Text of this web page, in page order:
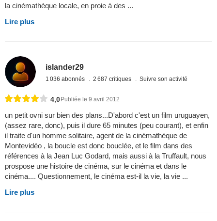
la cinémathèque locale, en proie à des ...
Lire plus
islander29
1 036 abonnés 2 687 critiques Suivre son activité
4,0 Publiée le 9 avril 2012
un petit ovni sur bien des plans...D'abord c'est un film uruguayen,
(assez rare, donc), puis il dure 65 minutes (peu courant), et enfin
il traite d'un homme solitaire, agent de la cinémathèque de
Montevidéo , la boucle est donc bouclée, et le film dans des
références à la Jean Luc Godard, mais aussi à la Truffault, nous
prospose une histoire de cinéma, sur le cinéma et dans le
cinéma.... Questionnement, le cinéma est-il la vie, la vie ...
Lire plus